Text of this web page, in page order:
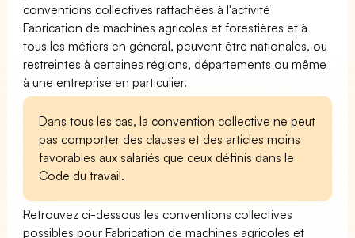
conventions collectives rattachées à l'activité
Fabrication de machines agricoles et forestières et à
tous les métiers en général, peuvent être nationales, ou
restreintes à certaines régions, départements ou même
à une entreprise en particulier.
Dans tous les cas, la convention collective ne peut
pas comporter des clauses et des articles moins
favorables aux salariés que ceux définis dans le
Code du travail.
Retrouvez ci-dessous les conventions collectives
possibles pour Fabrication de machines agricoles et